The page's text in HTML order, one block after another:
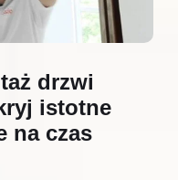
drzwi
istotne
na czas